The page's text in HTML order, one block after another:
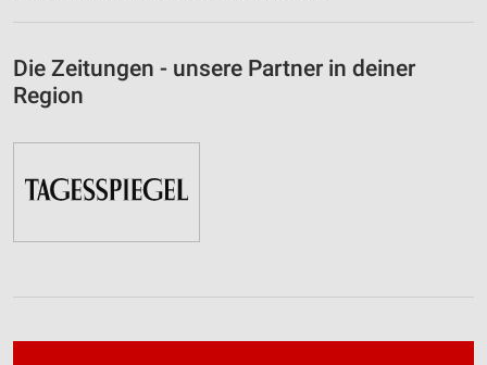
Die Zeitungen - unsere Partner in deiner
Region